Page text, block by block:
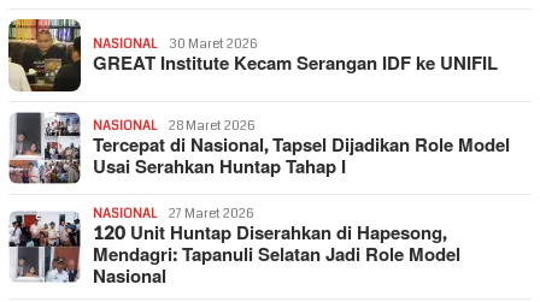
NASIONAL 30 Maret 2026
GREAT Institute Kecam Serangan IDF ke UNIFIL
NASIONAL 28 Maret 2026
Tercepat di Nasional, Tapsel Dijadikan Role Model
Usai Serahkan Huntap Tahap I
NASIONAL 27 Maret 2026
120 Unit Huntap Diserahkan di Hapesong,
Mendagri: Tapanuli Selatan Jadi Role Model
Nasional